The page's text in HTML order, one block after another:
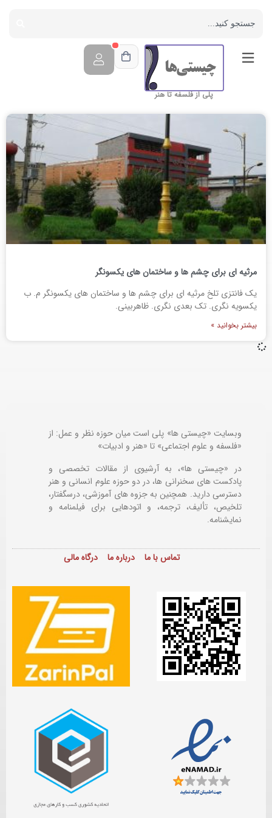
پلی از فلسفه تا هنر
مرثیه ای برای چشم ها و ساختمان های یکسونگر
یک فانتزی تلخ مرثیه ای برای چشم ها و ساختمان های یکسونگر م. ب
یکسویه نگری. تک بعدی نگری. ظاهربینی.
بیشتر بخوانید »
وبسایت «چیستی ها» پلی است میان حوزه نظر و عمل: از
«فلسفه و علوم اجتماعی» تا «هنر و ادبیات»
در «چیستی ها»، به آرشیوی از مقالات تخصصی و
پادکست های سخنرانی ها، در دو حوزه علوم انسانی و هنر
دسترسی دارید. همچنین به جزوه های آموزشی، درسگفتار،
تلخیص، تألیف، ترجمه، و اتودهایی برایفیلمنامه و
نمایشنامه.
تماس با ما درباره ما درگاه مالی